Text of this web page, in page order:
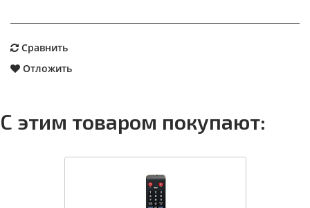
Сравнить
Отложить
С этим товаром покупают: